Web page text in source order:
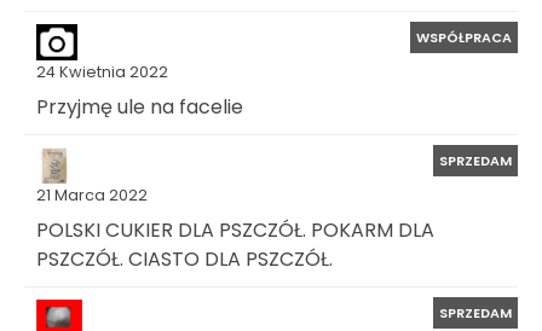
24 Kwietnia 2022
WSPÓŁPRACA
Przyjmę ule na facelie
21 Marca 2022
SPRZEDAM
POLSKI CUKIER DLA PSZCZÓŁ. POKARM DLA
PSZCZÓŁ. CIASTO DLA PSZCZÓŁ.
SPRZEDAM